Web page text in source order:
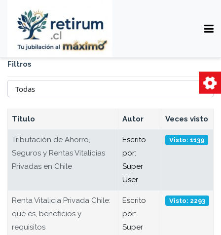
Filtros
Cantidad
Título Autor Veces visto
Tributación de Ahorro,
Seguros y Rentas Vitalicias
Privadas en Chile
Escrito
por:
Super
User
Visto: 1139
Renta Vitalicia Privada Chile:
qué es, beneficios y
requisitos
Escrito
por:
Super
Visto: 2293